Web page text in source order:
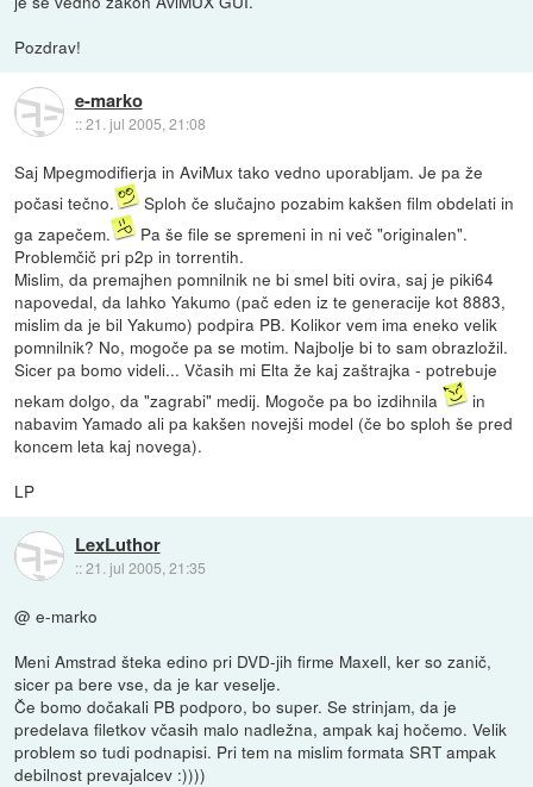
Pozdrav!
e-marko
::21. jul 2005, 21:08
Saj Mpegmodifierja in AviMux tako vedno uporabljam. Je pa že
počasi tečno.
Sploh če slučajno pozabim kakšen film obdelati in
ga zapečem.
Pa še file se spremeni in ni več "originalen".
Problemčič pri p2p in torrentih.
Mislim, da premajhen pomnilnik ne bi smel biti ovira, saj je piki64
napovedal, da lahko Yakumo (pač eden iz te generacije kot 8883,
mislim da je bil Yakumo) podpira PB. Kolikor vem ima eneko velik
pomnilnik? No, mogoče pa se motim. Najbolje bi to sam obrazložil.
Sicer pa bomo videli... Včasih mi Elta že kaj zaštrajka - potrebuje
nekam dolgo, da "zagrabi" medij. Mogoče pa bo izdihnila
in
nabavim Yamado ali pa kakšen novejši model (če bo sploh še pred
koncem leta kaj novega).
LP
LexLuthor
::21. jul 2005, 21:35
@ e-marko
Meni Amstrad šteka edino pri DVD-jih firme Maxell, ker so zanič,
sicer pa bere vse, da je kar veselje.
Če bomo dočakali PB podporo, bo super. Se strinjam, da je
predelava filetkov včasih malo nadležna, ampak kaj hočemo. Velik
problem so tudi podnapisi. Pri tem na mislim formata SRT ampak
debilnost prevajalcev :))))